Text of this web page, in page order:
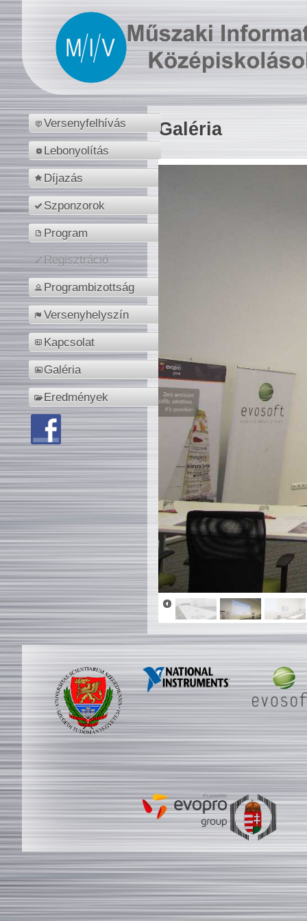
Versenyfelhívás
Lebonyolítás
Díjazás
Szponzorok
Program
Regisztráció
Programbizottság
Versenyhelyszín
Kapcsolat
Galéria
Eredmények
Galéria